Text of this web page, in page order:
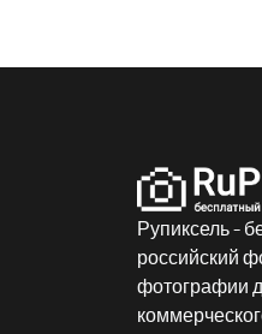
Рупиксель -
российский
фотографии